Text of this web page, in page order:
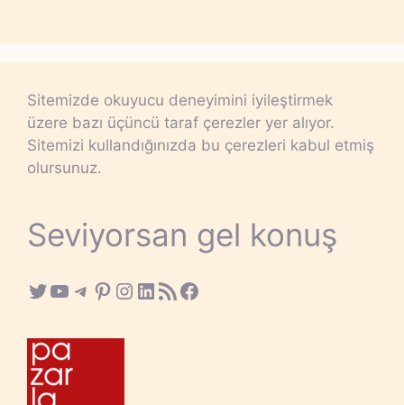
Sitemizde okuyucu deneyimini iyileştirmek
üzere bazı üçüncü taraf çerezler yer alıyor.
Sitemizi kullandığınızda bu çerezleri kabul etmiş
olursunuz.
Seviyorsan gel konuş
Twitter
YouTube
Telegram
Pinterest
Instagram
LinkedIn
RSS FeedFacebook